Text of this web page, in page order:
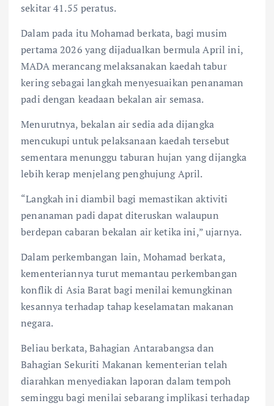
sekitar 41.55 peratus.
Dalam pada itu Mohamad berkata, bagi musim
pertama 2026 yang dijadualkan bermula April ini,
MADA merancang melaksanakan kaedah tabur
kering sebagai langkah menyesuaikan penanaman
padi dengan keadaan bekalan air semasa.
Menurutnya, bekalan air sedia ada dijangka
mencukupi untuk pelaksanaan kaedah tersebut
sementara menunggu taburan hujan yang dijangka
lebih kerap menjelang penghujung April.
“Langkah ini diambil bagi memastikan aktiviti
penanaman padi dapat diteruskan walaupun
berdepan cabaran bekalan air ketika ini,” ujarnya.
Dalam perkembangan lain, Mohamad berkata,
kementeriannya turut memantau perkembangan
konflik di Asia Barat bagi menilai kemungkinan
kesannya terhadap tahap keselamatan makanan
negara.
Beliau berkata, Bahagian Antarabangsa dan
Bahagian Sekuriti Makanan kementerian telah
diarahkan menyediakan laporan dalam tempoh
seminggu bagi menilai sebarang implikasi terhadap